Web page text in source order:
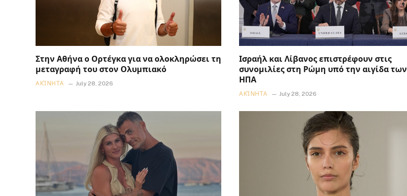
Στην Αθήνα ο Ορτέγκα για να ολοκληρώσει τη
μεταγραφή του στον Ολυμπιακό
ΑΚΊΝΗΤΑ July 28, 2026
Ισραήλ και Λίβανος επιστρέφουν στις
συνομιλίες στη Ρώμη υπό την αιγίδα των
ΗΠΑ
ΑΚΊΝΗΤΑ July 28, 2026